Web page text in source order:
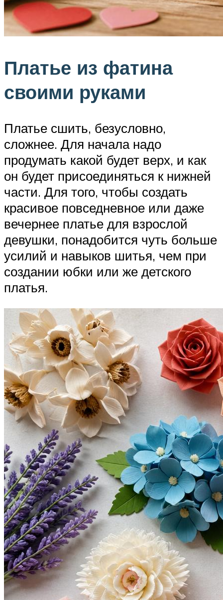
Платье из фатина
своими руками
Платье сшить, безусловно,
сложнее. Для начала надо
продумать какой будет верх, и как
он будет присоединяться к нижней
части. Для того, чтобы создать
красивое повседневное или даже
вечернее платье для взрослой
девушки, понадобится чуть больше
усилий и навыков шитья, чем при
создании юбки или же детского
платья.